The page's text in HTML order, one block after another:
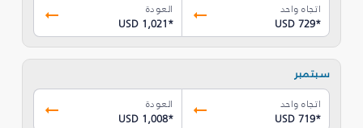
اتجاه واحد
USD 729*
العودة
USD 1,021*
سبتمبر
اتجاه واحد
USD 719*
العودة
USD 1,008*